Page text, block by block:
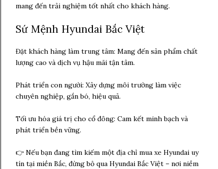
mang đến trải nghiệm tốt nhất cho khách hàng.
Sứ Mệnh Hyundai Bắc Việt
Đặt khách hàng làm trung tâm: Mang đến sản phẩm chất
lượng cao và dịch vụ hậu mãi tận tâm.
Phát triển con người: Xây dựng môi trường làm việc
chuyên nghiệp, gắn bó, hiệu quả.
Tối ưu hóa giá trị cho cổ đông: Cam kết minh bạch và
phát triển bền vững.
👉 Nếu bạn đang tìm kiếm một địa chỉ mua xe Hyundai uy
tín tại miền Bắc, đừng bỏ qua Hyundai Bắc Việt – nơi niềm